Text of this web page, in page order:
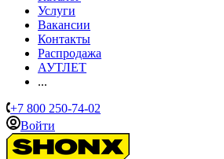
Услуги
Вакансии
Контакты
Распродажа
АУТЛЕТ
...
+7 800 250-74-02
Войти